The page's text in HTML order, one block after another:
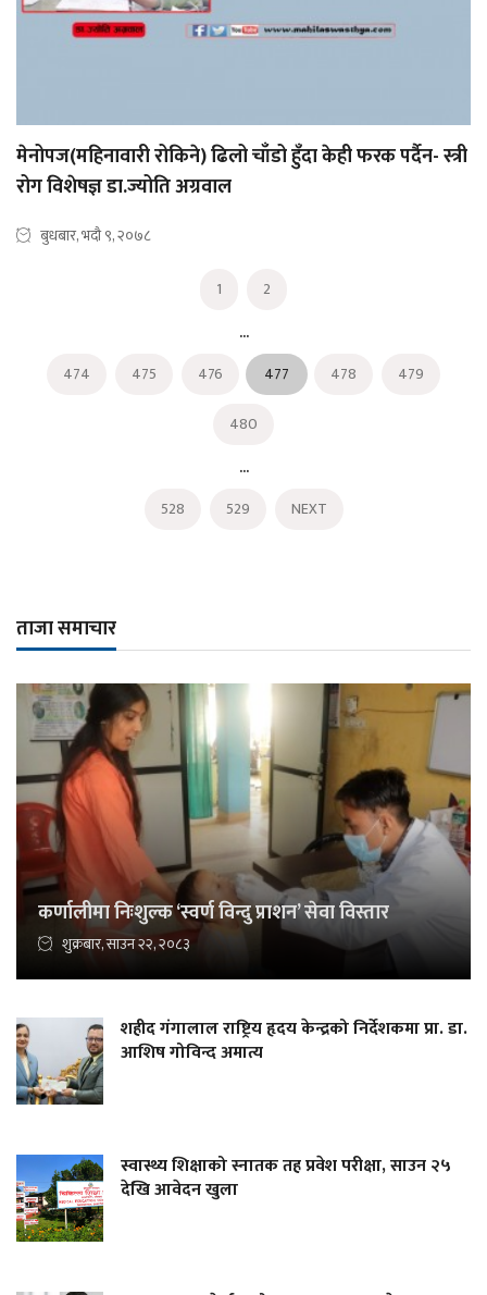
मेनोपज(महिनावारी रोकिने) ढिलो चाँडो हुँदा केही फरक पर्दैन- स्त्री
रोग विशेषज्ञ डा.ज्योति अग्रवाल
बुधबार, भदौ ९, २०७८
1 2
...
474 475 476 477 478
479
480
...
528 529 NEXT
ताजा समाचार
कर्णालीमा निःशुल्क ‘स्वर्ण विन्दु प्राशन’ सेवा विस्तार
शुक्रबार, साउन २२, २०८३
शहीद गंगालाल राष्ट्रिय हृदय केन्द्रको निर्देशकमा प्रा. डा.
आशिष गोविन्द अमात्य
स्वास्थ्य शिक्षाको स्नातक तह प्रवेश परीक्षा, साउन २५
देखि आवेदन खुला